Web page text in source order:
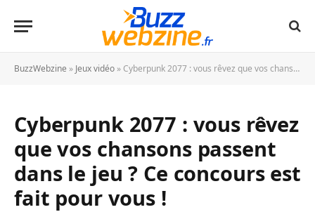
BuzzWebzine » Jeux vidéo » Cyberpunk 2077 : vous rêvez que vos chansons passent dans le jeu ? Ce concours est fait pour vous !
Cyberpunk 2077 : vous rêvez
que vos chansons passent
dans le jeu ? Ce concours est
fait pour vous !